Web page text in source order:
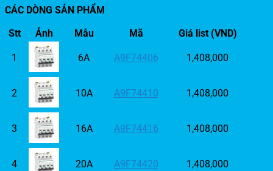
CÁC DÒNG SẢN PHẨM
Stt
Ảnh Mẫu Mã Giá list (VND)
1 6A A9F74406 1,408,000
2 10A A9F74410 1,408,000
3 16A A9F74416 1,408,000
4 20A A9F74420 1,408,000